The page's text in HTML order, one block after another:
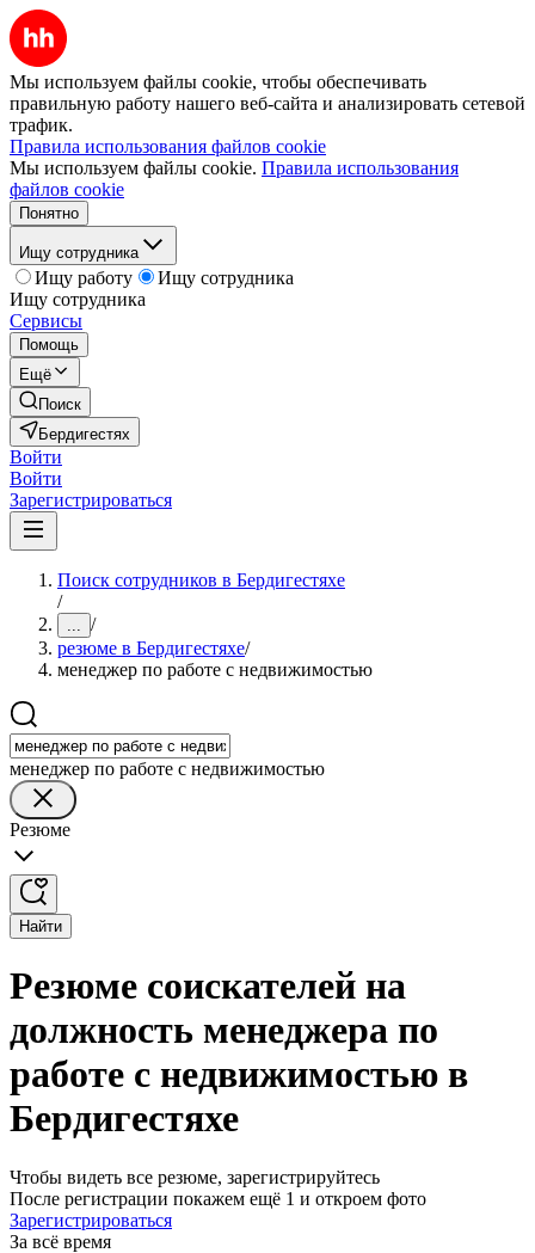
Мы используем файлы cookie, чтобы обеспечивать
правильную работу нашего веб-сайта и анализировать сетевой
трафик.
Правила использования файлов cookie
Мы используем файлы cookie. Правила использования
файлов cookie
Понятно
Ищу сотрудника
Ищу работу
Ищу сотрудника
Ищу сотрудника
Сервисы
Помощь
Ещё
Поиск
Бердигестях
Войти
Войти
Зарегистрироваться
Поиск сотрудников в Бердигестяхе
/
... /
резюме в Бердигестяхе/
менеджер по работе с недвижимостью
менеджер по работе с недвижимостью
Резюме
Найти
Резюме соискателей на
должность менеджера по
работе с недвижимостью в
Бердигестяхе
Чтобы видеть все резюме, зарегистрируйтесь
После регистрации покажем ещё 1 и откроем фото
Зарегистрироваться
За всё время